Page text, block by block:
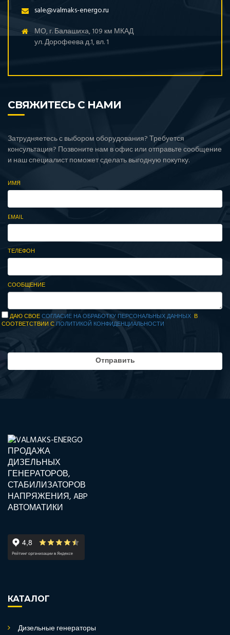
sale@valmaks-energo.ru
МО, г. Балашиха, 109 км МКАД
ул. Дорофеева д.1, вл. 1
СВЯЖИТЕСЬ С НАМИ
Затрудняетесь с выбором оборудования? Требуется
консультация? Позвоните нам в офис или отправьте сообщение
и наш специалист поможет сделать выгодную покупку.
ИМЯ
EMAIL
ТЕЛЕФОН
СООБЩЕНИЕ
ДАЮ СВОЕСОГЛАСИЕ НА ОБРАБОТКУ ПЕРСОНАЛЬНЫХ ДАННЫХ В
СООТВЕТСТВИИ СПОЛИТИКОЙ КОНФИДЕНЦИАЛЬНОСТИ
КАТАЛОГ
Дизельные генераторы